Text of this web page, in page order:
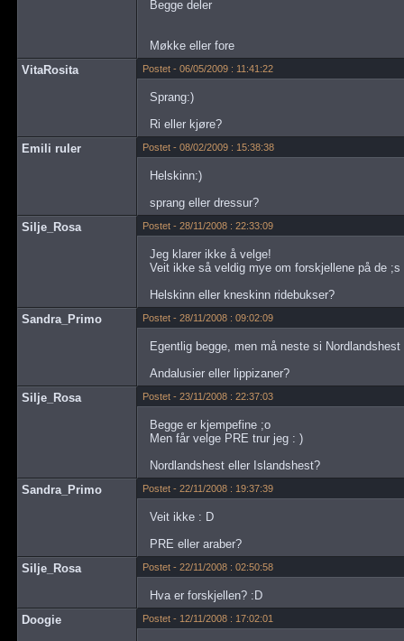
Begge deler
Møkke eller fore
VitaRosita
Postet - 06/05/2009 : 11:41:22
Sprang:)
Ri eller kjøre?
Emili ruler
Postet - 08/02/2009 : 15:38:38
Helskinn:)
sprang eller dressur?
Silje_Rosa
Postet - 28/11/2008 : 22:33:09
Jeg klarer ikke å velge!
Veit ikke så veldig mye om forskjellene på de
Helskinn eller kneskinn ridebukser?
Sandra_Primo
Postet - 28/11/2008 : 09:02:09
Egentlig begge, men må neste si Nordlandshest
Andalusier eller lippizaner?
Silje_Rosa
Postet - 23/11/2008 : 22:37:03
Begge er kjempefine ;o
Men får velge PRE trur jeg : )
Nordlandshest eller Islandshest?
Sandra_Primo
Postet - 22/11/2008 : 19:37:39
Veit ikke : D
PRE eller araber?
Silje_Rosa
Postet - 22/11/2008 : 02:50:58
Hva er forskjellen? :D
Doogie
Postet - 12/11/2008 : 17:02:01